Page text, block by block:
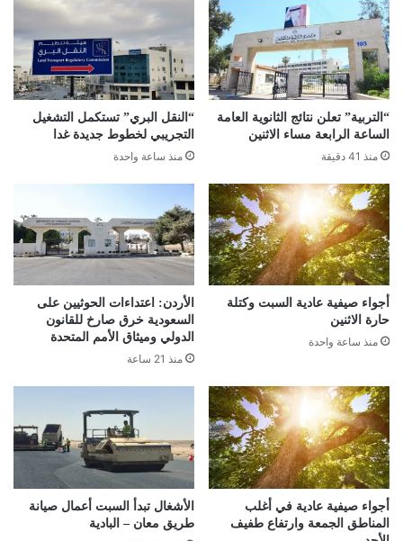
“التربية” تعلن نتائج الثانوية العامة
الساعة الرابعة مساء الاثنين
منذ 41 دقيقة
“النقل البري” تستكمل التشغيل
التجريبي لخطوط جديدة غدا
منذ ساعة واحدة
أجواء صيفية عادية السبت وكتلة
حارة الاثنين
منذ ساعة واحدة
الأردن: اعتداءات الحوثيين على
السعودية خرق صارخ للقانون
الدولي وميثاق الأمم المتحدة
منذ 21 ساعة
أجواء صيفية عادية في أغلب
المناطق الجمعة وارتفاع طفيف
الأشغال تبدأ السبت أعمال صيانة
طريق معان – البادية